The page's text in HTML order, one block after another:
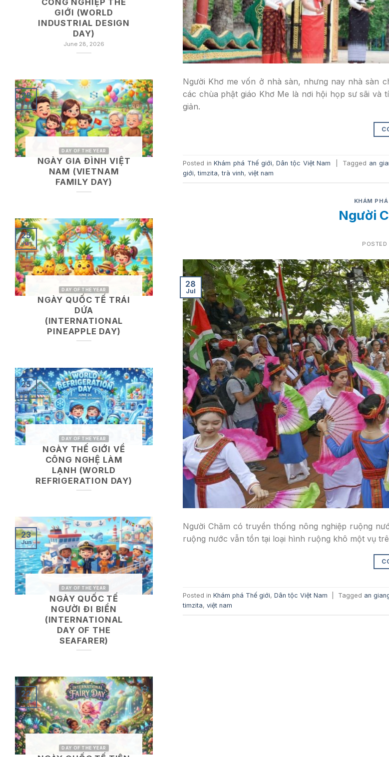
GIỚI (WORLD
INDUSTRIAL DESIGN
DAY)
June 28, 2026
DAY OF THE YEAR
NGÀY GIA ĐÌNH VIỆT
NAM (VIETNAM
FAMILY DAY)
28
Jun
DAY OF THE YEAR
NGÀY QUỐC TẾ TRÁI
DỨA
(INTERNATIONAL
PINEAPPLE DAY)
25
Jun
DAY OF THE YEAR
NGÀY THẾ GIỚI VỀ
CÔNG NGHỆ LÀM
LẠNH (WORLD
REFRIGERATION DAY)
25
Jun
DAY OF THE YEAR
NGÀY QUỐC TẾ
NGƯỜI ĐI BIỂN
(INTERNATIONAL
DAY OF THE
SEAFARER)
23
Jun
DAY OF THE YEAR
22
Jun
Người Khơ me vốn ở nhà sàn, nhưng nay nhà sàn
các chùa phật giáo Khơ Me là nơi hội họp sư sãi
giản.
Posted inKhám phá Thế giới,Dân tộc Việt Nam Tagged an
giới,timzita,trà vinh, việt nam
KHÁM
Người
POSTED
28
Jul
Người Chăm có truyền thống nông nghiệp ruộng
ruộng nước vẫn tồn tại loại hình ruộng khô một vụ
Posted inKhám phá Thế giới,Dân tộc Việt Nam Tagged an
timzita, việt nam